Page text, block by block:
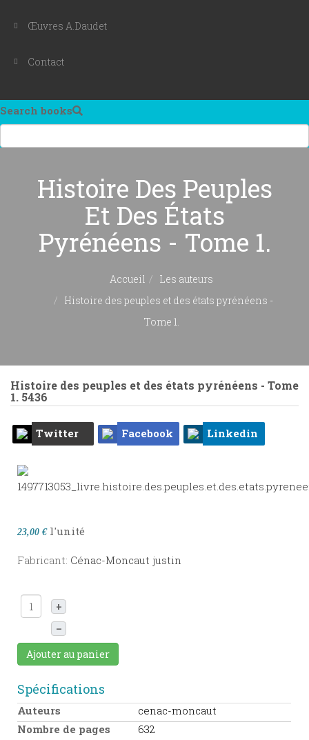
Œuvres A.Daudet
Contact
Search books
Histoire Des Peuples
Et Des États
Pyrénéens - Tome 1.
Accueil
Les auteurs
Histoire des peuples et des états pyrénéens -
Tome 1.
Histoire des peuples et des états pyrénéens - Tome
1. 5436
Twitter Facebook Linkedin
23,00 € l'unité
Fabricant: Cénac-Moncaut justin
+
–
Ajouter au panier
Spécifications
Auteurs
cenac-moncaut
Nombre de pages
632